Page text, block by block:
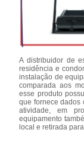
A distribuidor de
residência e
instalação de
comparada aos
esse produto
que fornece dados
atividade, em
equipamento
local e retirada